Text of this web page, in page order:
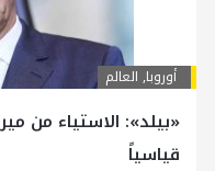
أوروبا, العالم
«بيلد»: الاستياء من
قياسياً